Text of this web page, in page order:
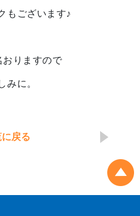
もございます♪
りますので
みに。
戻る